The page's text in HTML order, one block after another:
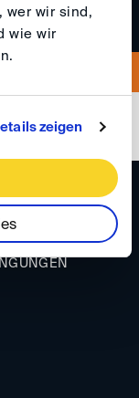
wer wir sind,
wie wir
zeigen